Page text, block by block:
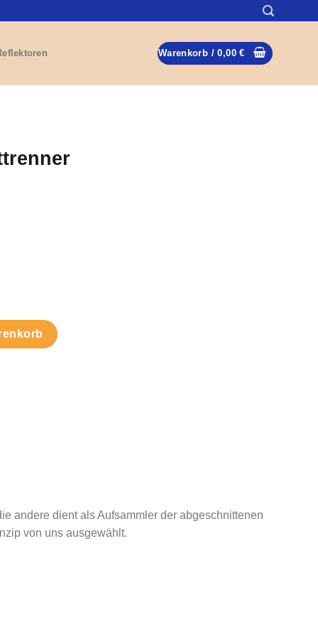
Warenkorb /0,00€
andere dient als Aufsammler der abgeschnittenen
von uns ausgewählt.